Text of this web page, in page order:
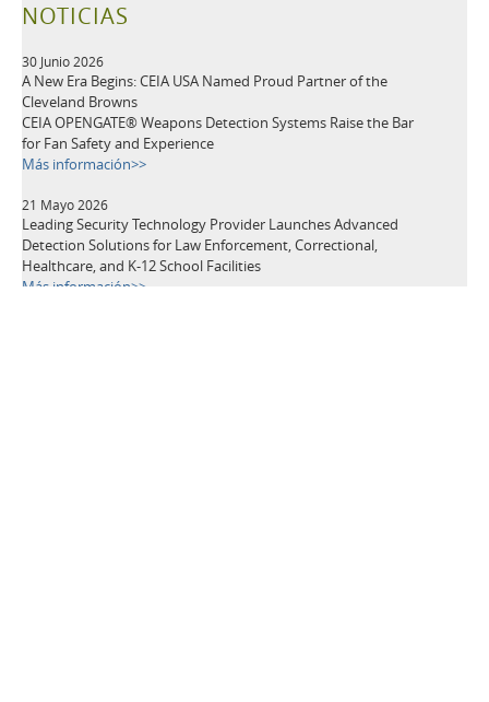
NOTICIAS
30 Junio 2026
A New Era Begins: CEIA USA Named Proud Partner of the
Cleveland Browns
CEIA OPENGATE® Weapons Detection Systems Raise the Bar
for Fan Safety and Experience
Más información>>
21 Mayo 2026
Leading Security Technology Provider Launches Advanced
Detection Solutions for Law Enforcement, Correctional,
Healthcare, and K-12 School Facilities
Más información>>